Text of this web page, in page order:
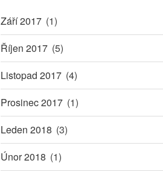
Září 2017 (1)
Říjen 2017 (5)
Listopad 2017 (4)
Prosinec 2017 (1)
Leden 2018 (3)
Únor 2018 (1)